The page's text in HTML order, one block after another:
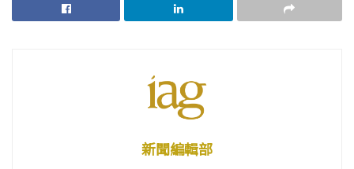
新聞編輯部